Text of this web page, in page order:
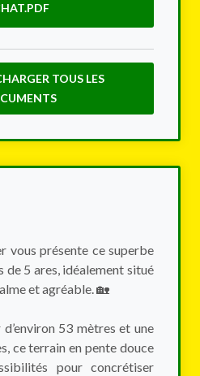
TOUS LES
vous présente ce superbe
5 ares, idéalement situé
et agréable. 🏡
53 mètres et une
ce terrain en pente douce
pour concrétiser